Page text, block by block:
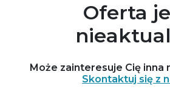
Oferta
Może zainteresuje Cię inna
Skontaktuj się z